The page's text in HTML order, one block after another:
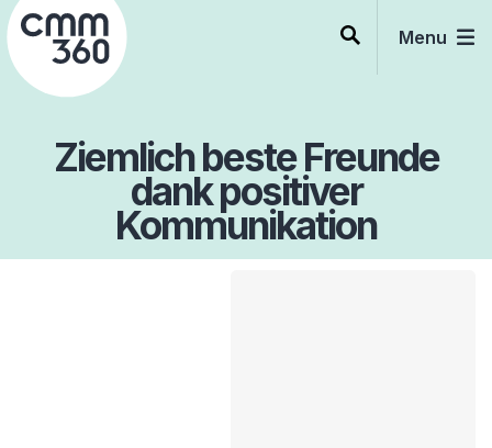
Skip
to
content
Menu
Ziemlich beste Freunde
dank positiver
Kommunikation